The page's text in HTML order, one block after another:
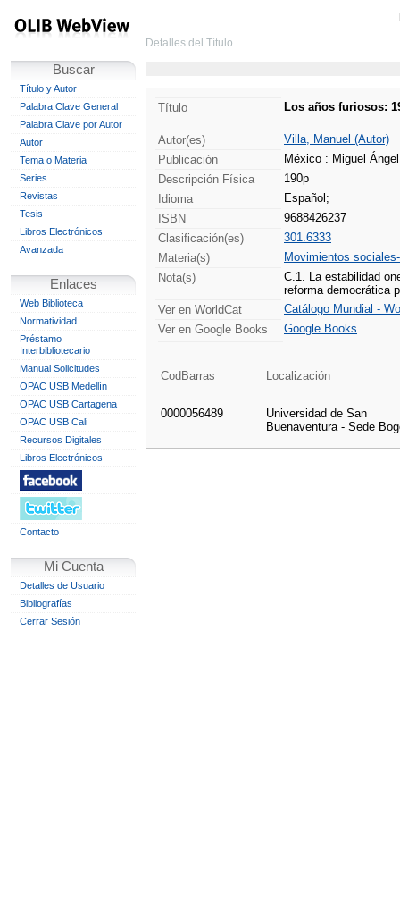
Buscar
Título y Autor
Palabra Clave General
Palabra Clave por Autor
Autor
Tema o Materia
Series
Revistas
Tesis
Libros Electrónicos
Avanzada
Enlaces
Web Biblioteca
Normatividad
Préstamo
Interbibliotecario
Manual Solicitudes
OPAC USB Medellín
OPAC USB Cartagena
OPAC USB Cali
Recursos Digitales
Libros Electrónicos
Contacto
Mi Cuenta
Detalles de Usuario
Bibliografías
Cerrar Sesión
Detalles del Título
Título Los años furiosos:
Autor(es)
Villa, Manuel (Autor)
Publicación
México : Miguel
Descripción Física
190p
Idioma
Español;
ISBN
9688426237
Clasificación(es)
301.6333
Materia(s)
Movimientos
Nota(s)
C.1. La estabilidad
reforma democrática
Ver en WorldCat
Catálogo Mundial -
Ver en Google Books
Google Books
CodBarras Localización
0000056489
Universidad de San
Buenaventura - Sede